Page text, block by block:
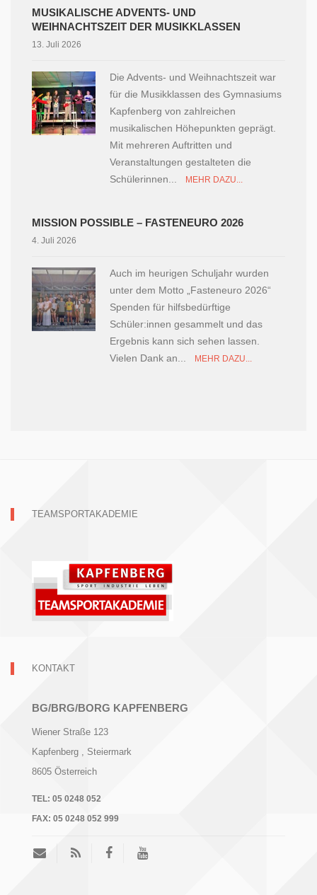
MUSIKALISCHE ADVENTS- UND
WEIHNACHTSZEIT DER MUSIKKLASSEN
13. Juli 2026
Die Advents- und Weihnachtszeit war
für die Musikklassen des Gymnasiums
Kapfenberg von zahlreichen
musikalischen Höhepunkten geprägt.
Mit mehreren Auftritten und
Veranstaltungen gestalteten die
Schülerinnen...
MEHR DAZU...
MISSION POSSIBLE – FASTENEURO 2026
4. Juli 2026
Auch im heurigen Schuljahr wurden
unter dem Motto „Fasteneuro 2026“
Spenden für hilfsbedürftige
Schüler:innen gesammelt und das
Ergebnis kann sich sehen lassen.
Vielen Dank an...
MEHR DAZU...
TEAMSPORTAKADEMIE
KONTAKT
BG/BRG/BORG KAPFENBERG
Wiener Straße 123
Kapfenberg , Steiermark
8605 Österreich
TEL: 05 0248 052
FAX: 05 0248 052 999